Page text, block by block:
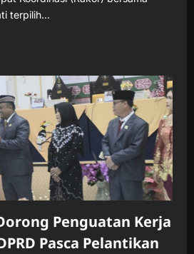
terpilih...
Penguatan Kerja
Pasca Pelantikan